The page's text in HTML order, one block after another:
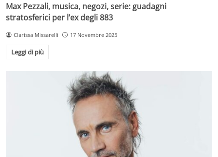
Max Pezzali, musica, negozi, serie: guadagni
stratosferici per l’ex degli 883
Clarissa Missarelli 17 Novembre 2025
Leggi di più